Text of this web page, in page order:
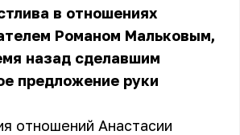
в отношениях
Романом Мальковым,
назад сделавшим
предложение руки
отношений Анастасии